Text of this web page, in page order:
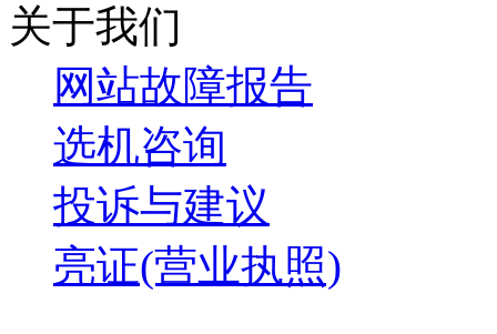
关于我们
网站故障报告
选机咨询
投诉与建议
亮证(营业执照)